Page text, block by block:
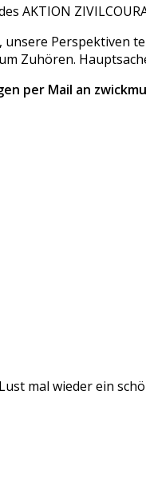
AKTION
Zuhören.
per Mail an
mal wieder ein